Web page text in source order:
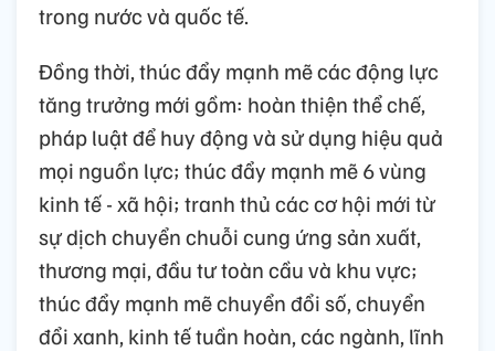
trong nước và quốc tế.
Đồng thời, thúc đẩy mạnh mẽ các động lực
tăng trưởng mới gồm: hoàn thiện thể chế,
pháp luật để huy động và sử dụng hiệu quả
mọi nguồn lực; thúc đẩy mạnh mẽ 6 vùng
kinh tế - xã hội; tranh thủ các cơ hội mới từ
sự dịch chuyển chuỗi cung ứng sản xuất,
thương mại, đầu tư toàn cầu và khu vực;
thúc đẩy mạnh mẽ chuyển đổi số, chuyển
đổi xanh, kinh tế tuần hoàn, các ngành, lĩnh